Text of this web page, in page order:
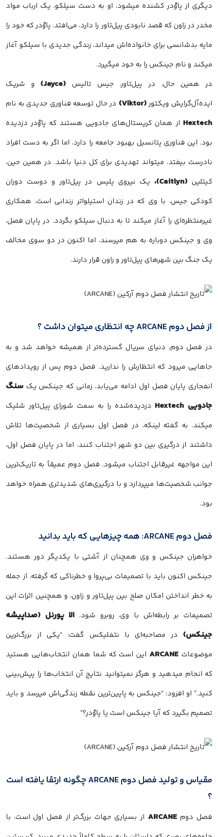
دیگری از پاوْدر کشنده میشود، او به دست سیلکو، یک ارباب مواد
مخدر در زاون که قصد نابودی پیل‌تاور را دارد، می‌افتد. پاوْدر که خود را
مایه بدشانسی برای خانواده‌اش میداند، زندگی جدیدی با سیلکو آغاز
میکند و نام جینکس را به خود میگیرد.
در همین حال، در پیل‌تاور، جیس تالیس (Jayce)
و شریک
ایده‌آل‌گرایش ویکتور(Viktor) در حال توسعه فناوری جدیدی به نام
Hextech از همان کریستال‌های جادویی هستند که پاوْدر دزدیده
بود. این فناوری پتانسیل بهبود جامعه را دارد، اما اگر به دست افراد
نادرست بیفتد، میتواند تهدیدی برای کل دنیا باشد. در همین حین،
کیتلین(Caitlyn)،
یک نیروی پلیس در پیل‌تاور و دوست دوران
کودکی جیس، با وی که در زندان استیلواتر زندانی است، همکاری
غیرمنتظره‌ای را آغاز میکند تا به دنبال سیلکو بگردد. در پایان فصل،
وی و جینکس دوباره به هم میرسند، اما اکنون در دو سوی مخالف
یک جنگ بین شهرهای پیل‌تاور و زاون قرار دارند.
از فصل دوم ARCANE چه انتظاری میتوان داشت ؟
در فصل دوم، دنیای سریال گسترده‌تر از همیشه خواهد شد و به
جاهایی میرود که انتظارش را ندارید. فصل دوم پس از رویدادهای
انفجاری پایان فصل اول ادامه می‌یابد، زمانی که جینکس یک سنگ
جادویی Hextech
دزدیده‌شده را به سمت شورای پیل‌تاور شلیک
میکند. به گفته لینکه، در فصل اول بسیاری از شخصیت‌ها تلاش
داشتند از درگیری بین دو شهر اجتناب کنند، اما در پایان فصل اول،
این مواجهه غیرقابل اجتناب میشود. فصل دوم عمیقاً به تاریک‌ترین
جوانب شخصیت‌ها میپردازد و با درگیری‌های شدیدتری همراه خواهد
بود.
فصل دوم ARCANE: همه چیزهایی که باید بدانید
خواهران جینکس و وی همچنان از آشتی با یکدیگر دور هستند.
جینکس اکنون باید با تصمیمات بی‌پروا و خطرناکی که گرفته، از جمله
به خطر انداختن امکان صلح بین پیل‌تاور و زاون، و همچنین اثرات این
تصمیمات بر رابطه‌اش با وی، روبرو شود. الا پورنل (صداپیشه
جینکس) در مصاحبه‌ای با نتفلیکس گفت: “یکی از بزرگ‌ترین
موضوعات ARCANEاین است که شما همان انتخاب‌هایی هستید
که انجام میدهید و هرگز نمیتوانید نتایج آن انتخاب‌ها را پیش‌بینی
کنید.” او افزود: “جینکس به پایین‌ترین نقطه زندگی‌اش میرسد و باید
تصمیم بگیرد که آیا جینکس است یا پاوْدر؟”
مقیاس و تولید فصل دوم ARCANE چگونه ارتقا یافته است
؟
فصل دومARCANE از بسیاری جهات بزرگ‌تر از فصل اول است، با